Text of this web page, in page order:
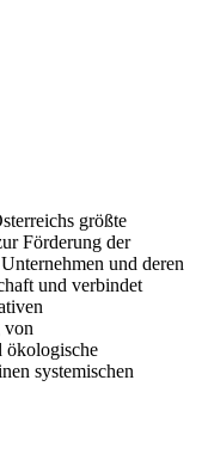
größte
Förderung der
und deren
und verbindet
von
ökologische
systemischen